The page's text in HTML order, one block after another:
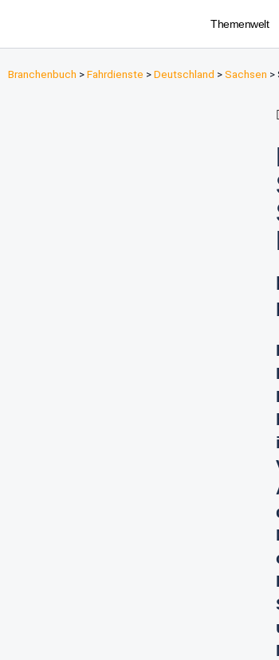
Themenwelt
Branchenbuch >Fahrdienste >Deutschland >Sachsen >